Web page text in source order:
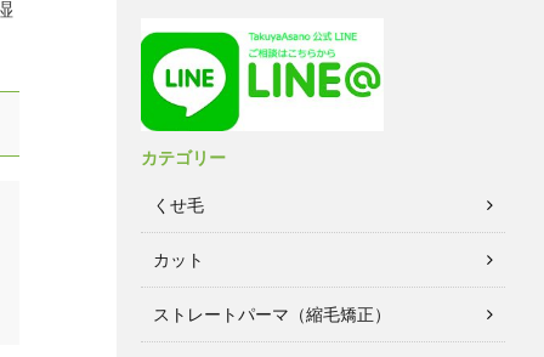
カテゴリー
くせ毛
カット
ストレートパーマ（縮毛矯正）